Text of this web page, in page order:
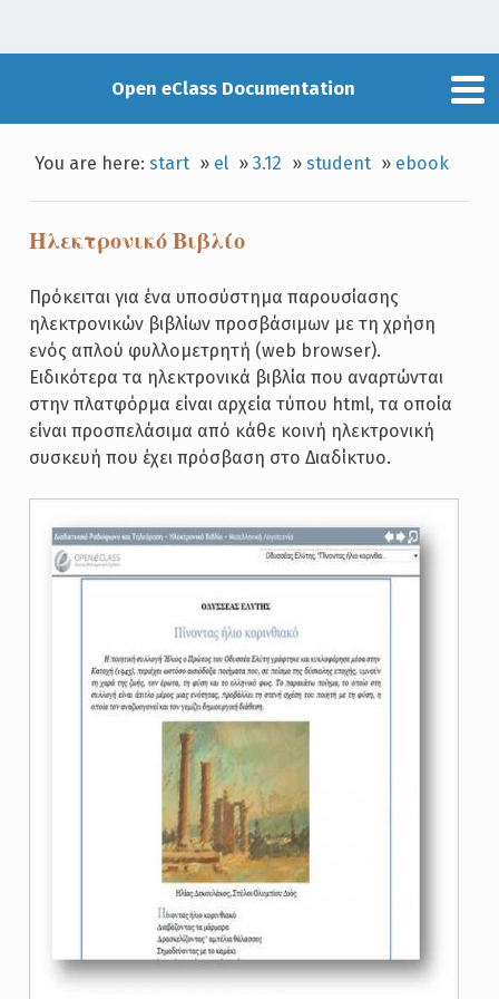
Open eClass Documentation
You are here:start » el »3.12 »student » ebook
Ηλεκτρονικό Βιβλίο
Πρόκειται για ένα υποσύστημα παρουσίασης
ηλεκτρονικών βιβλίων προσβάσιμων με τη χρήση
ενός απλού φυλλομετρητή (web browser).
Ειδικότερα τα ηλεκτρονικά βιβλία που αναρτώνται
στην πλατφόρμα είναι αρχεία τύπου html, τα οποία
είναι προσπελάσιμα από κάθε κοινή ηλεκτρονική
συσκευή που έχει πρόσβαση στο Διαδίκτυο.